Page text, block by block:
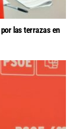
las terrazas en